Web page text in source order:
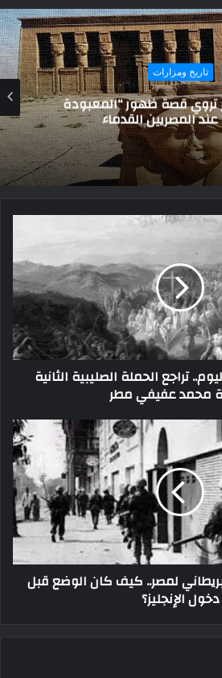
تاريخ ومزارات
التي هزت أركان الحرب
العالمية الثانية
تراجع الحملة الصليبية الثانية
محمد عفيفي مطر
لمصر.. كيف كان الوضع قبل
دخول الإنجليز؟